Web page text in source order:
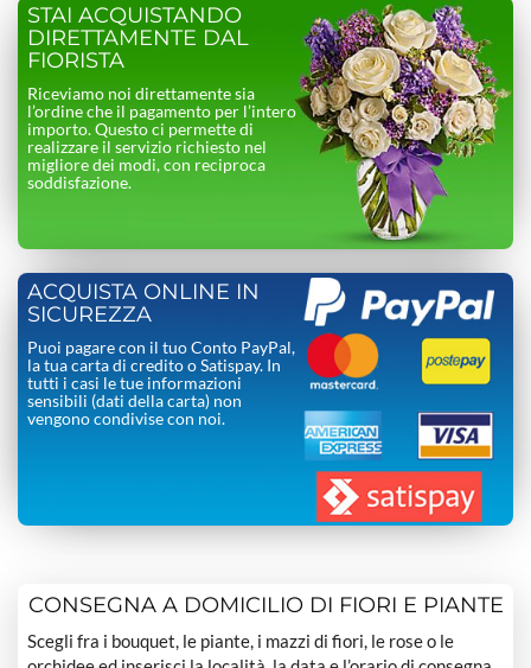
STAI ACQUISTANDO
DIRETTAMENTE DAL
FIORISTA
Riceviamo noi direttamente sia
l’ordine che il pagamento per l’intero
importo. Questo ci permette di
realizzare il servizio richiesto nel
migliore dei modi, con reciproca
soddisfazione.
ACQUISTA ONLINE IN
SICUREZZA
Puoi pagare con il tuo Conto PayPal,
la tua carta di credito o Satispay. In
tutti i casi le tue informazioni
sensibili (dati della carta) non
vengono condivise con noi.
CONSEGNA A DOMICILIO DI FIORI E PIANTE
Scegli fra i bouquet, le piante, i mazzi di fiori, le rose o le